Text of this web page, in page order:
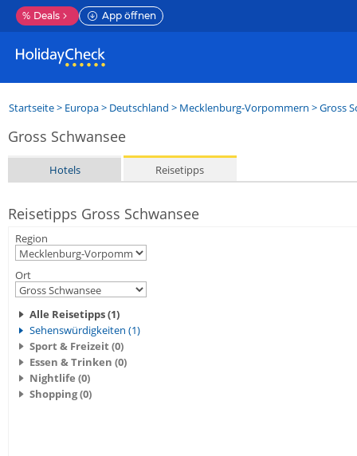
% Deals App öffnen
Startseite> Europa> Deutschland > Mecklenburg-Vorpommern >Gross
Gross Schwansee
Hotels Reisetipps
Reisetipps Gross Schwansee
Region
Ort
Alle Reisetipps (1)
Sehenswürdigkeiten (1)
Sport & Freizeit (0)
Essen & Trinken (0)
Nightlife (0)
Shopping (0)